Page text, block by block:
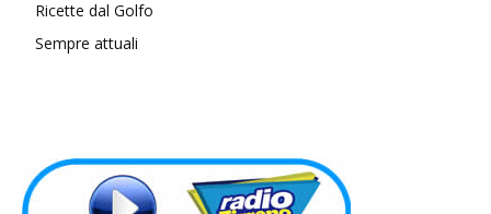
Ricette dal Golfo
Sempre attuali